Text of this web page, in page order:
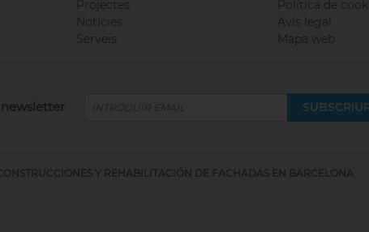
Projectes
Notícies
Serveis
Política de
Avís legal
Mapa web
Y REHABILITACIÓN DE FACHADAS EN BARCELONA